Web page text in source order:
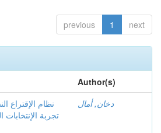
previous 1 next
Author(s)
نظام الإقتراع
تجربة الإنتخابات
دخان, أمال